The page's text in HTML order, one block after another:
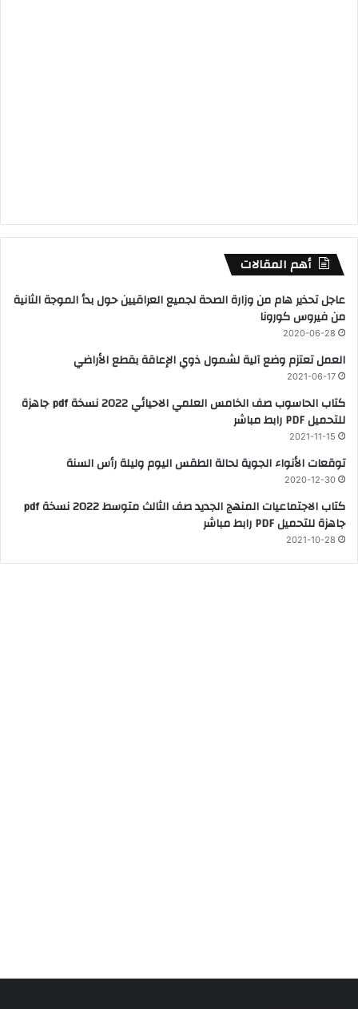
أهم المقالات
عاجل تحذير هام من وزارة الصحة لجميع العراقيين حول بدأ الموجة الثانية
من فيروس كورونا
2020-06-28
العمل تعتزم وضع آلية لشمول ذوي الإعاقة بقطع الأراضي
2021-06-17
كتاب الحاسوب صف الخامس العلمي الاحيائي 2022 نسخة pdf جاهزة
للتحميل PDF رابط مباشر
2021-11-15
توقعات الأنواء الجوية لحالة الطقس اليوم وليلة رأس السنة
2020-12-30
كتاب الاجتماعيات المنهج الجديد صف الثالث متوسط 2022 نسخة pdf
جاهزة للتحميل PDF رابط مباشر
2021-10-28